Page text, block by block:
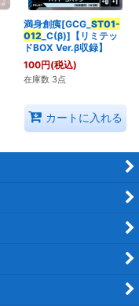
満身創痍[GCG_ST01-
012 _C(β)]【リミテッ
ドBOX Ver.β収録】
100円(税込)
在庫数 3点
カートに入れる